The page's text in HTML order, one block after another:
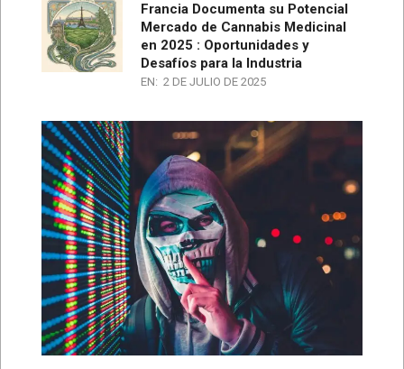
Francia Documenta su Potencial
Mercado de Cannabis Medicinal
en 2025 : Oportunidades y
Desafíos para la Industria
EN: 2 DE JULIO DE 2025